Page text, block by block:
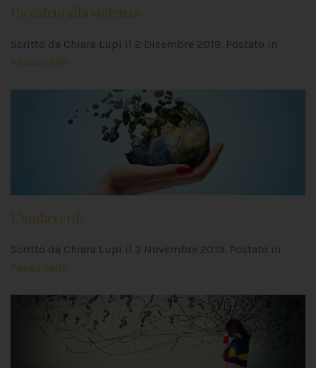
Un calcio alla violenza
Scritto da Chiara Lupi il 2 Dicembre 2019. Postato in
Pausa caffè
L’onda verde
Scritto da Chiara Lupi il 3 Novembre 2019. Postato in
Pausa caffè